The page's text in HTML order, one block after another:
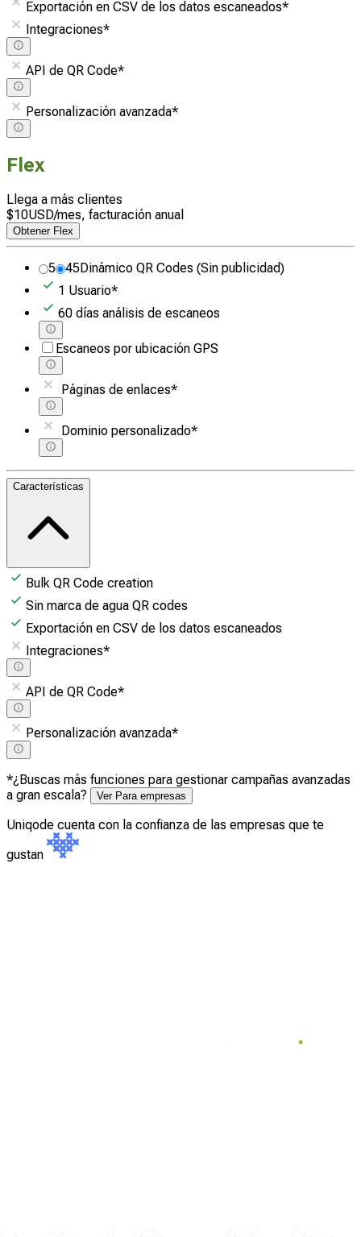
Exportación en CSV de los datos escaneados*
Integraciones*
API de QR Code*
Personalización avanzada*
Flex
Llega a más clientes
$10USD/mes, facturación anual
Obtener Flex
5 45Dinámico QR Codes (Sin publicidad)
1 Usuario*
60 días análisis de escaneos
Escaneos por ubicación GPS
Páginas de enlaces*
Dominio personalizado*
Características
Bulk QR Code creation
Sin marca de agua QR codes
Exportación en CSV de los datos escaneados
Integraciones*
API de QR Code*
Personalización avanzada*
*¿Buscas más funciones para gestionar campañas avanzadas
a gran escala?
Ver Para empresas
Uniqode cuenta con la confianza de las empresas que te
gustan